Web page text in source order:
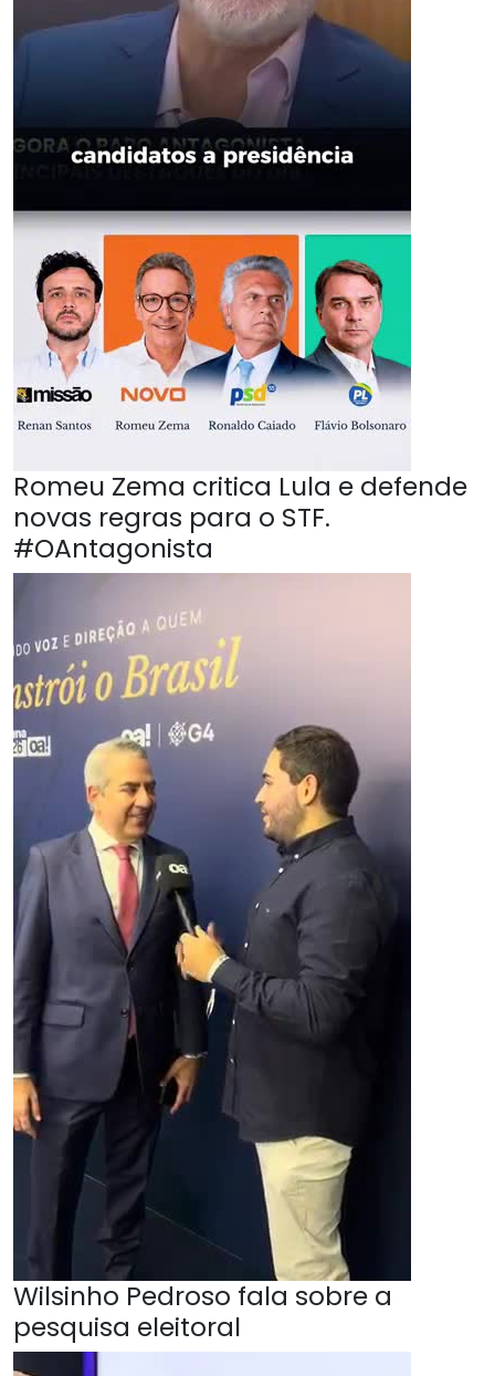
Romeu Zema critica Lula e defende
novas regras para o STF.
#OAntagonista
Wilsinho Pedroso fala sobre a
pesquisa eleitoral